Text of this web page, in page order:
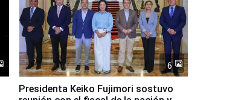
6
Presidenta Keiko Fujimori sostuvo